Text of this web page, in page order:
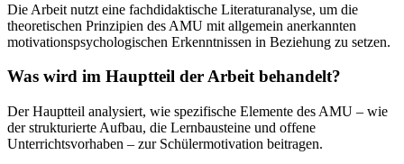
Die Arbeit nutzt eine fachdidaktische Literaturanalyse, um die
theoretischen Prinzipien des AMU mit allgemein anerkannten
motivationspsychologischen Erkenntnissen in Beziehung zu setzen.
Was wird im Hauptteil der Arbeit behandelt?
Der Hauptteil analysiert, wie spezifische Elemente des AMU – wie
der strukturierte Aufbau, die Lernbausteine und offene
Unterrichtsvorhaben – zur Schülermotivation beitragen.